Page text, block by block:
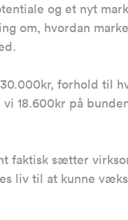
og et nyt
om, hvordan
forhold til
18.600kr på
faktisk sætter
liv til at kunne